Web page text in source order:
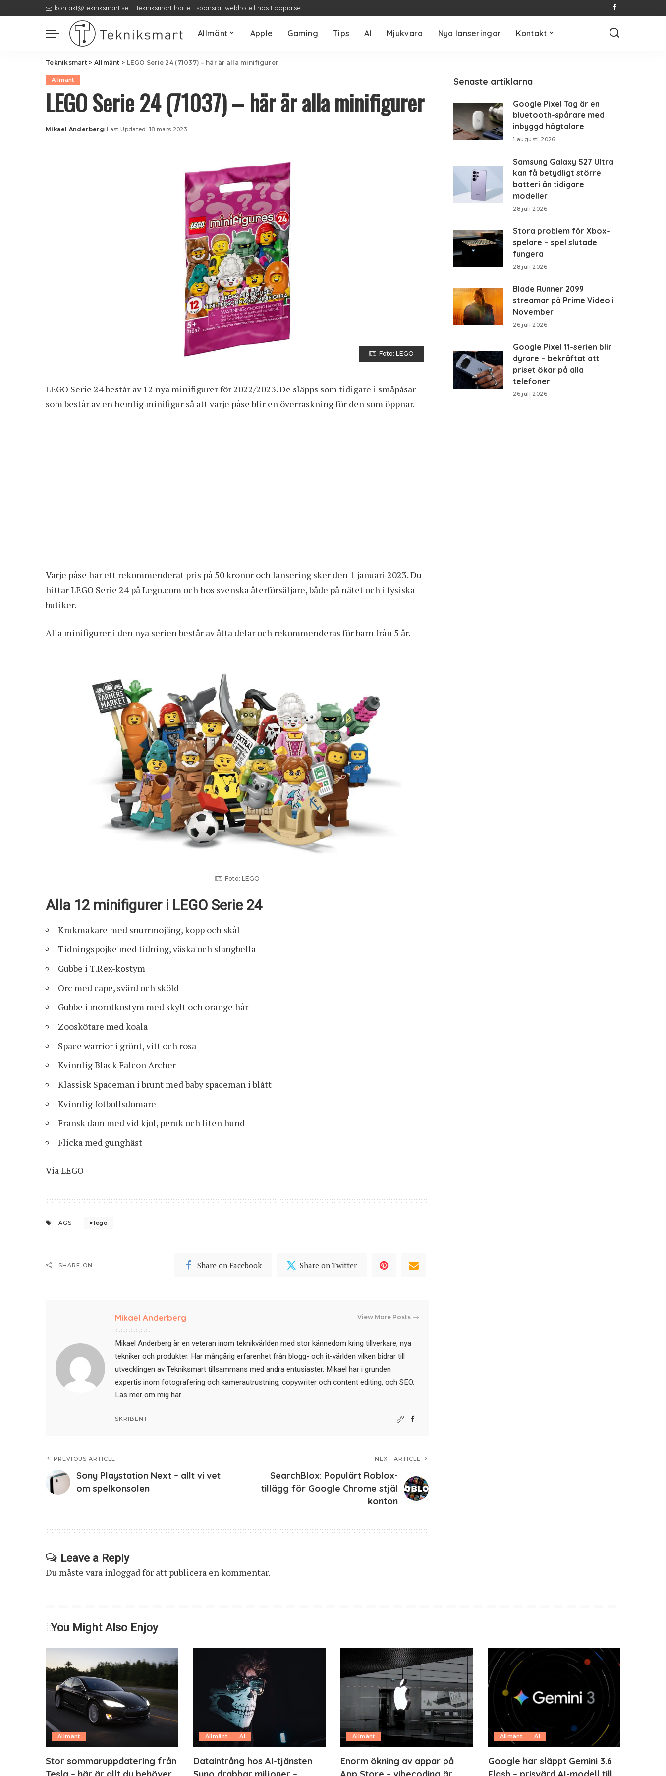
kontakt@tekniksmart.se Tekniksmart har ett sponsrat webhotell hos Loopia.se
Allmänt Apple Gaming Tips AI Mjukvara Nya lanseringar Kontakt
Tekniksmart> Allmänt > LEGO Serie 24 (71037) – här är alla minifigurer
Allmänt
LEGO Serie 24 (71037) – här är alla minifigurer
Posted
Mikael Anderberg Last Updated: 18 mars 2023
Foto: LEGO
LEGO Serie 24 består av 12 nya minifigurer för 2022/2023. De släpps som tidigare i småpåsar
som består av en hemlig minifigur så att varje påse blir en överraskning för den som öppnar.
Varje påse har ett rekommenderat pris på 50 kronor och lansering sker den 1 januari 2023. Du
hittar LEGO Serie 24 på Lego.com och hos svenska återförsäljare, både på nätet och i fysiska
butiker.
Alla minifigurer i den nya serien består av åtta delar och rekommenderas för barn från 5 år.
Foto: LEGO
Alla 12 minifigurer i LEGO Serie 24
Krukmakare med snurrmojäng, kopp och skål
Tidningspojke med tidning, väska och slangbella
Gubbe i T.Rex-kostym
Orc med cape, svärd och sköld
Gubbe i morotkostym med skylt och orange hår
Zooskötare med koala
Space warrior i grönt, vitt och rosa
Kvinnlig Black Falcon Archer
Klassisk Spaceman i brunt med baby spaceman i blått
Kvinnlig fotbollsdomare
Fransk dam med vid kjol, peruk och liten hund
Flicka med gunghäst
ViaLEGO
TAGS: lego
SHARE ON Share on Facebook Share on Twitter
Mikael Anderberg View More Posts
Mikael Anderberg är en veteran inom teknikvärlden med stor kännedom kring tillverkare, nya
tekniker och produkter. Har mångårig erfarenhet från blogg- och it-världen vilken bidrar till
utvecklingen av Tekniksmart tillsammans med andra entusiaster. Mikael har i grunden
expertis inom fotografering och kamerautrustning, copywriter och content editing, och SEO.
Läs mer om mig här.
SKRIBENT
PREVIOUS ARTICLE
Sony Playstation Next – allt vi vet
om spelkonsolen
NEXT ARTICLE
SearchBlox: Populärt Roblox-
tillägg för Google Chrome stjäl
konton
Leave a Reply
Du måste vara inloggadför att publicera en kommentar.
Senaste artiklarna
Google Pixel Tag är en
bluetooth-spårare med
inbyggd högtalare
1 augusti 2026
Samsung Galaxy S27 Ultra
kan få betydligt större
batteri än tidigare
modeller
28 juli 2026
Stora problem för Xbox-
spelare – spel slutade
fungera
28 juli 2026
Blade Runner 2099
streamar på Prime Video i
November
26 juli 2026
Google Pixel 11-serien blir
dyrare – bekräftat att
priset ökar på alla
telefoner
26 juli 2026
You Might Also Enjoy
Allmänt
Stor sommaruppdatering från
Tesla – här är allt du behöver
Allmänt AI
Dataintrång hos AI-tjänsten
Suno drabbar miljoner –
Allmänt
Enorm ökning av appar på
App Store – vibecoding är
Allmänt AI
Google har släppt Gemini 3.6
Flash – prisvärd AI-modell till